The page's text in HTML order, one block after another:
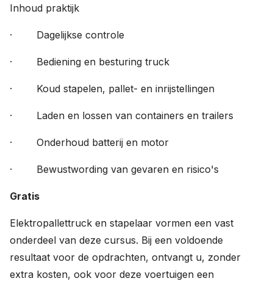
Inhoud praktijk
· Dagelijkse controle
· Bediening en besturing truck
· Koud stapelen, pallet- en inrijstellingen
· Laden en lossen van containers en trailers
· Onderhoud batterij en motor
· Bewustwording van gevaren en risico's
Gratis
Elektropallettruck en stapelaar vormen een vast
onderdeel van deze cursus. Bij een voldoende
resultaat voor de opdrachten, ontvangt u, zonder
extra kosten, ook voor deze voertuigen een